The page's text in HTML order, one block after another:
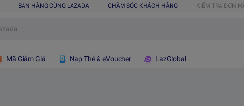
BÁN HÀNG CÙNG LAZADA CHĂM SÓC KHÁCH HÀNG KIỂM TRA ĐƠN
Mã Giảm Giá Nạp Thẻ & eVoucher LazGlobal